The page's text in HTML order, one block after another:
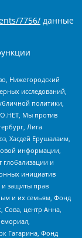
7756/ данные
Нижегородский
исследований,
политики,
Мы против
Лига
Хасдей Ерушалаим,
информации,
глобализации и
инициатив
и защиты прав
и их семьям, Фонд
Сова, центр Анна,
Гагарина, Фонд